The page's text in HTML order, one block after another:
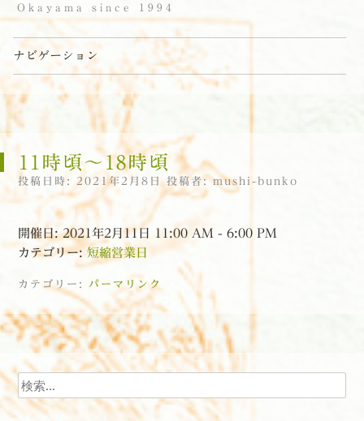
Okayama since 1994
ナビゲーション
コンテンツへスキップ
11時頃〜18時頃
投稿日時: 2021年2月8日投稿者:mushi-bunko
開催日: 2021年2月11日 11:00 AM - 6:00 PM
カテゴリー: 短縮営業日
カテゴリー: パーマリンク
投稿ナビゲーション
検索